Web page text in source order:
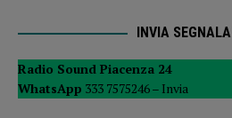
INVIA
Radio Sound Piacenza 24
WhatsApp 333 7575246 – Invia